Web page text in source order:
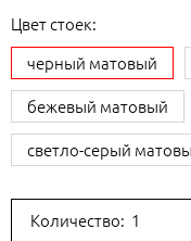
Цвет стоек:
черный матовый
бежевый матовый
светло-серый
Количество: